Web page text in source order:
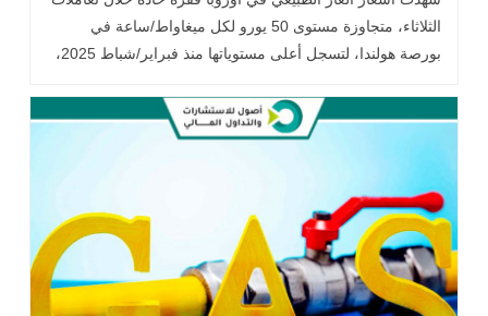
الثلاثاء، متجاوزة مستوى 50 يورو لكل ميغاواط/ساعة في
بورصة هولندا، لتسجل أعلى مستوياتها منذ فبراير/شباط 2025،